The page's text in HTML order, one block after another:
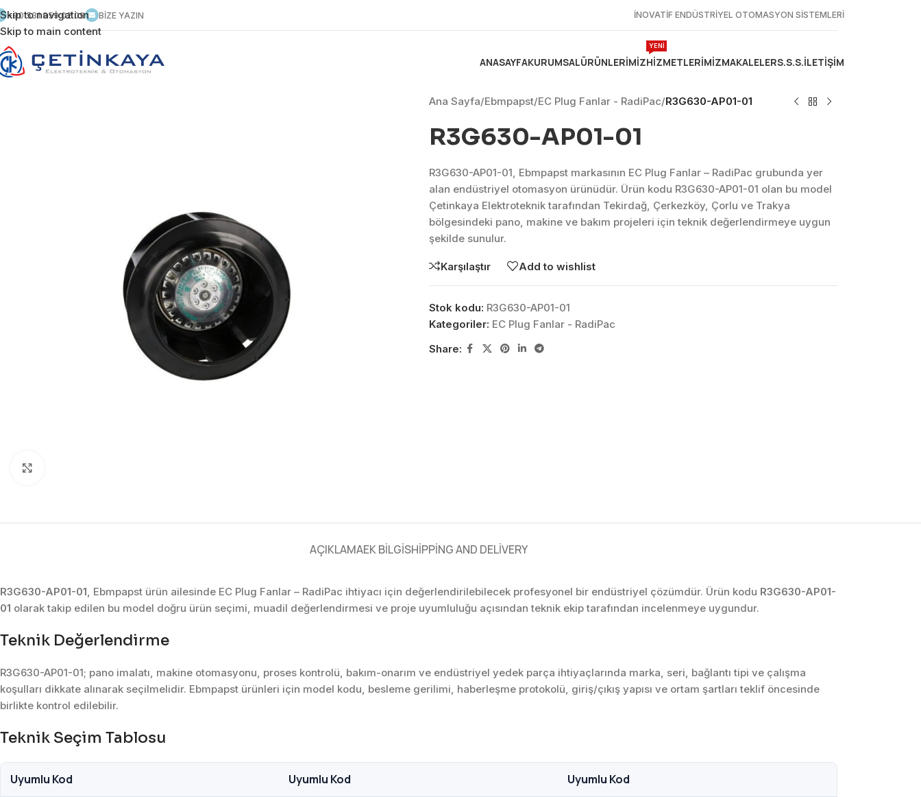
Skip to navigation
Skip to main content
+90 531 959 02 09 BİZE YAZIN İNOVATİF ENDÜSTRİYEL OTOMASYON SİSTEMLERİ
ANASAYFAKURUMSALÜRÜNLERIMIZHIZMETLERIMIZ
YENİ
Makine Otomasyonu
Proses Otomasyonu
Otomasyon Sistemleri
Tasarımı
Ölçüm Sistemleri
MAKALELERS.S.S.İLETIŞIM
Ana Sayfa/Ebmpapst/EC Plug Fanlar - RadiPac/R3G630-AP01-01
R3G630-AP01-01
R3G630-AP01-01, Ebmpapst markasının EC Plug Fanlar – RadiPac grubunda yer
alan endüstriyel otomasyon ürünüdür. Ürün kodu R3G630-AP01-01 olan bu model
Çetinkaya Elektroteknik tarafından Tekirdağ, Çerkezköy, Çorlu ve Trakya
bölgesindeki pano, makine ve bakım projeleri için teknik değerlendirmeye uygun
şekilde sunulur.
Karşılaştır Add to wishlist
Stok kodu: R3G630-AP01-01
Kategoriler: EC Plug Fanlar - RadiPac
Share:
AÇIKLAMAEK BILGISHIPPING AND DELIVERY
R3G630-AP01-01, Ebmpapst ürün ailesinde EC Plug Fanlar – RadiPac ihtiyacı için değerlendirilebilecek profesyonel bir endüstriyel çözümdür. Ürün kodu R3G630-AP01-
01 olarak takip edilen bu model doğru ürün seçimi, muadil değerlendirmesi ve proje uyumluluğu açısından teknik ekip tarafından incelenmeye uygundur.
Teknik Değerlendirme
R3G630-AP01-01; pano imalatı, makine otomasyonu, proses kontrolü, bakım-onarım ve endüstriyel yedek parça ihtiyaçlarında marka, seri, bağlantı tipi ve çalışma
koşulları dikkate alınarak seçilmelidir. Ebmpapst ürünleri için model kodu, besleme gerilimi, haberleşme protokolü, giriş/çıkış yapısı ve ortam şartları teklif öncesinde
birlikte kontrol edilebilir.
Teknik Seçim Tablosu
Uyumlu Kod Uyumlu Kod Uyumlu Kod